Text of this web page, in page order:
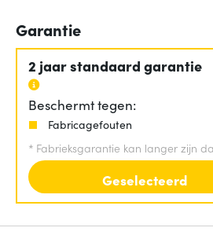
Garantie
2 jaar standaard garantie
Beschermt tegen:
Fabricagefouten
* Fabrieksgarantie kan langer zijn
Geselecteerd